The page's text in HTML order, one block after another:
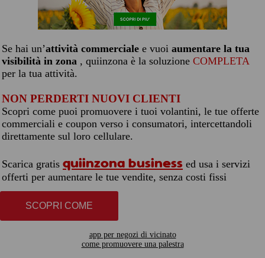
Se hai un’attività commerciale e vuoi aumentare la tua
visibilità in zona , quiinzona è la soluzione COMPLETA
per la tua attività.
NON PERDERTI NUOVI CLIENTI
Scopri come puoi promuovere i tuoi volantini, le tue offerte
commerciali e coupon verso i consumatori, intercettandoli
direttamente sul loro cellulare.
Scarica gratis quiinzona business ed usa i servizi
offerti per aumentare le tue vendite, senza costi fissi
SCOPRI COME
app per negozi di vicinato
come promuovere una palestra